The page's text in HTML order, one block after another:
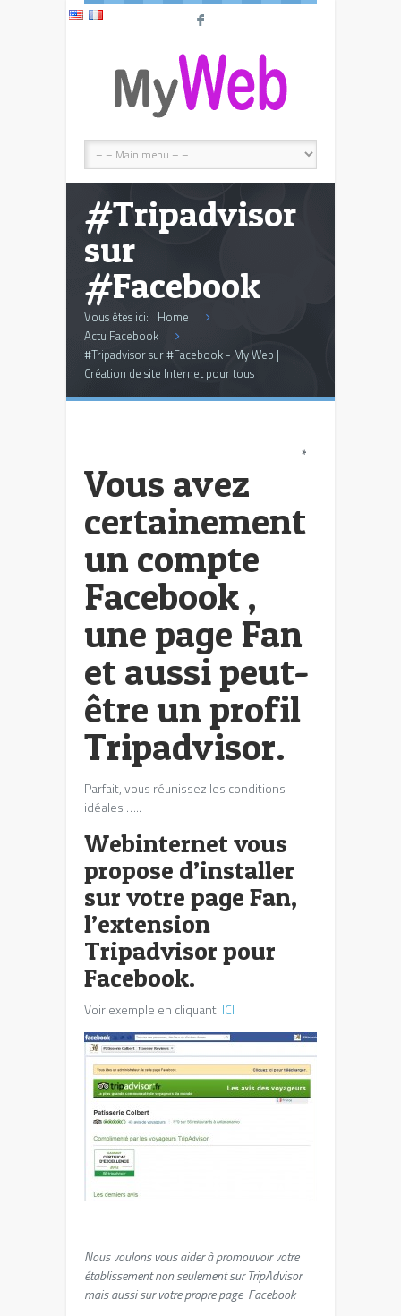
F
#Tripadvisor
sur
#Facebook
Vous êtes ici: Home
Actu Facebook
#Tripadvisor sur #Facebook - My Web |
Création de site Internet pour tous
Vous avez
certainement
un compte
Facebook ,
une page Fan
et aussi peut-
être un profil
Tripadvisor.
Parfait, vous réunissez les conditions
idéales …..
Webinternet vous
propose d’installer
sur votre page Fan,
l’extension
Tripadvisor pour
Facebook.
Voir exemple en cliquant ICI
Nous voulons vous aider à promouvoir votre
établissement non seulement sur TripAdvisor
mais aussi sur votre propre page Facebook
*